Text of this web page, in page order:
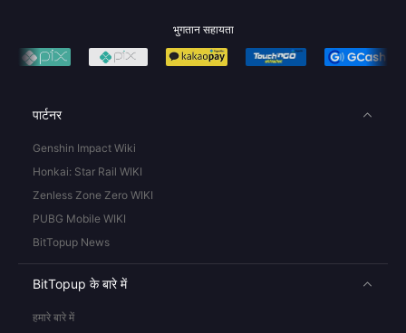
भुगतान सहायता
पार्टनर
Genshin Impact Wiki
Honkai: Star Rail WIKI
Zenless Zone Zero WIKI
PUBG Mobile WIKI
BitTopup News
BitTopup के बारे में
हमारे बारे में